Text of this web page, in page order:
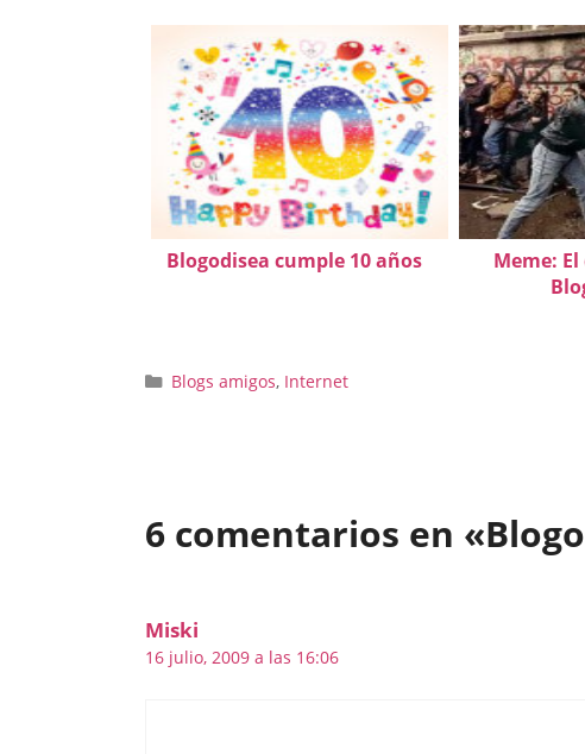
Blogodisea cumple 10 años
Meme:
Categorías
Blogs amigos, Internet
6 comentarios en
Miski
16 julio, 2009 a las 16:06